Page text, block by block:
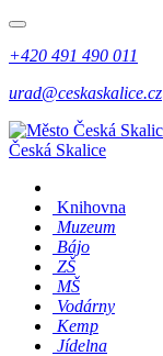
+420 491 490 011
urad@ceskaskalice.cz
Česká Skalice
Knihovna
Muzeum
Bájo
ZŠ
MŠ
Vodárny
Kemp
Jídelna